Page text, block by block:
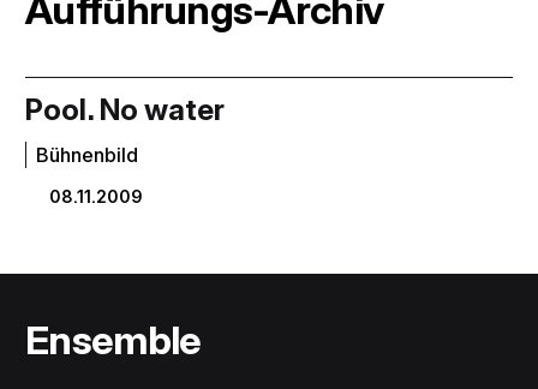
Aufführungs-Archiv
Pool. No water
Bühnenbild
08.11.2009
Ensemble